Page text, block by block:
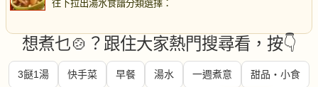
往下拉出湯水食譜分類選擇 ：
想煮乜🍲？跟住大家熱門搜尋看，按👇
3餸1湯 快手菜 早餐 湯水 一週煮意 甜品・小食